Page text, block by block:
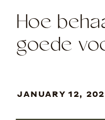
JANUARY 12,
Hoe
goede